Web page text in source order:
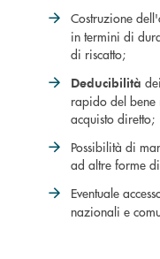
Costruzione
in termini di
di riscatto;
Deducibilità
rapido del bene
acquisto diretto;
Possibilità di
ad altre forme
Eventuale
nazionali e